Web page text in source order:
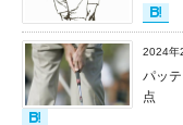
2024年
パッ
点